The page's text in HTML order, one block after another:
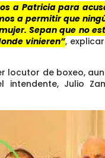
a Patricia para
a permitir que
Sepan que no
vinieren”,
locutor de boxeo,
Julio